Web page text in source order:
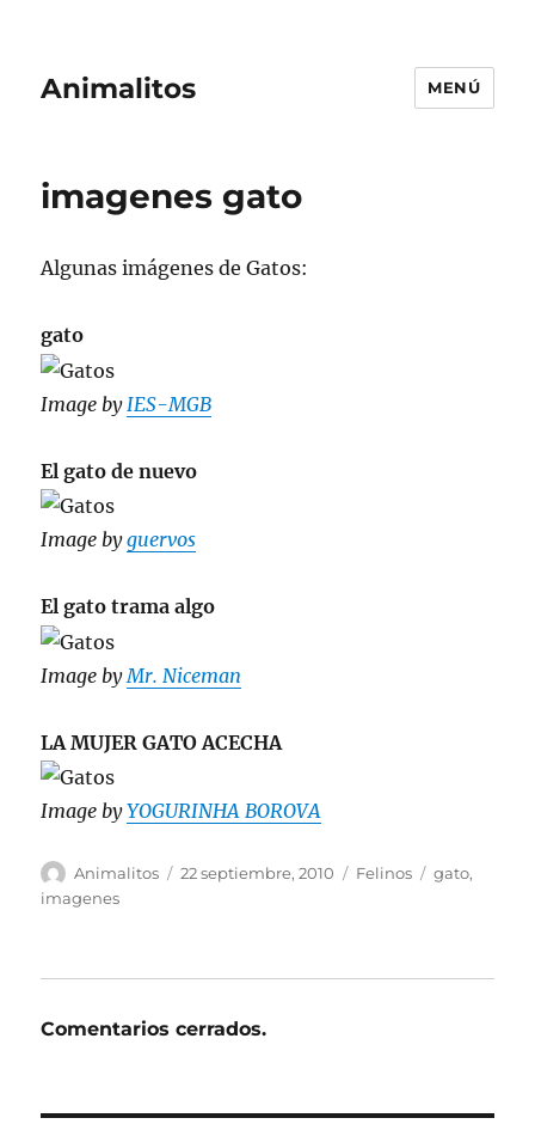
Animalitos MENÚ
imagenes gato
Algunas imágenes de Gatos:
gato
Image by IES-MGB
El gato de nuevo
Image byguervos
El gato trama algo
Image by Mr. Niceman
LA MUJER GATO ACECHA
Image byYOGURINHA BOROVA
Autor
Animalitos
Publicado
22 septiembre, 2010 Categorías
Felinos Etiquetas
gato,
imagenes
Comentarios cerrados.